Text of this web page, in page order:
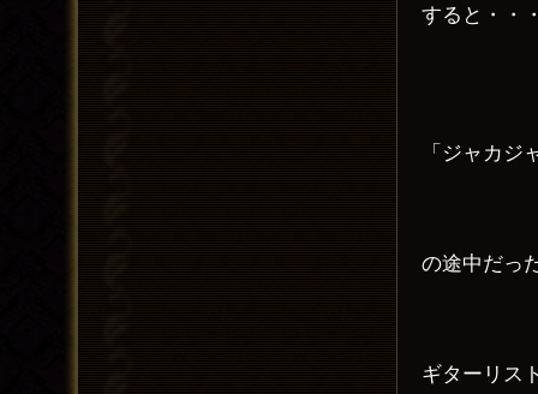
すると・・
「ジャカジ
の途中だっ
ギターリス